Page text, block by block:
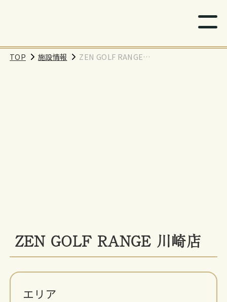
TOP 施設情報
ZEN GOLF RANGE
ZEN GOLF RANGE 川崎店
エリア